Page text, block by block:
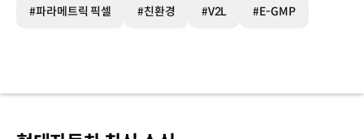
#파라메트릭 픽셀 #친환경 #V2L #E-GMP